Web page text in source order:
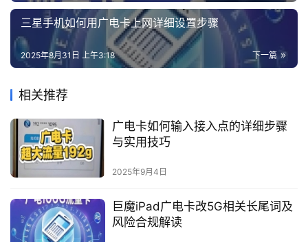
三星手机如何用广电卡上网详细设置步骤
下一篇
2025年8月31日 上午3:18
相关推荐
广电卡如何输入接入点的详细步骤
与实用技巧
2025年9月4日
巨魔iPad广电卡改5G相关长尾词及
风险合规解读